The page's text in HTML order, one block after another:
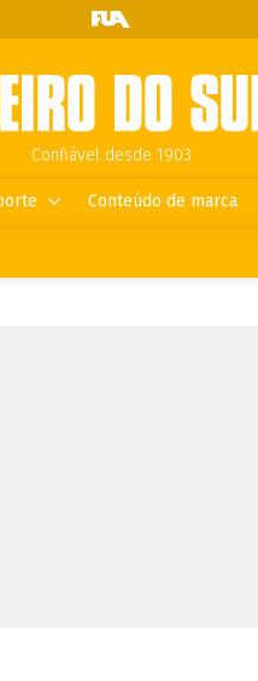
Confiável desde 1903.
Conteúdo de marca